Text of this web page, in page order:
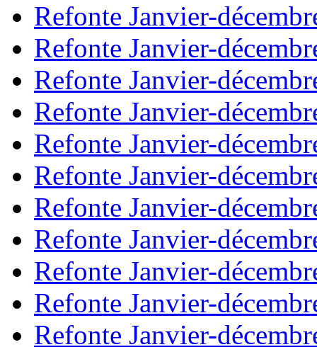
Refonte Janvier-
Refonte Janvier-
Refonte Janvier-
Refonte Janvier-
Refonte Janvier-
Refonte Janvier-
Refonte Janvier-
Refonte Janvier-
Refonte Janvier-
Refonte Janvier-
Refonte Janvier-